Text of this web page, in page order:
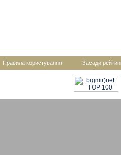
Правила користування Засади